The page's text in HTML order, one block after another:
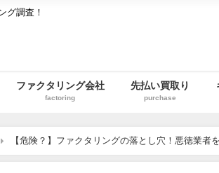
グ調査！
ファクタリング会社
factoring
先払い買取り
purchase
【危険？】ファクタリングの落とし穴！悪徳業者